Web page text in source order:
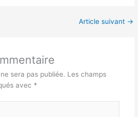
Article suivant →
sera pas publiée. Les champs
avec *